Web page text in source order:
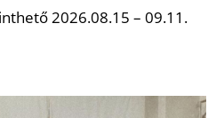
2026.08.15 – 09.11.